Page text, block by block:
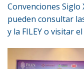
Convenciones Siglo
pueden consultar
y la FILEY o visitar